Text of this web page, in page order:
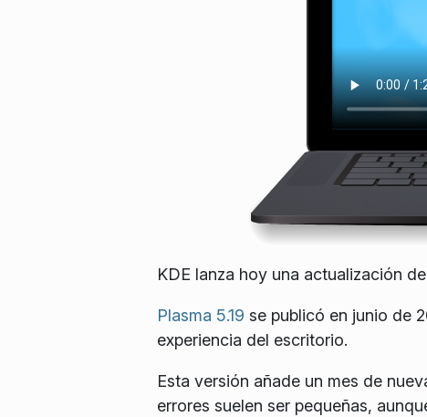
KDE lanza hoy una actualización
Plasma 5.19 se publicó en junio de
experiencia del escritorio.
Esta versión añade un mes de
errores suelen ser pequeñas,